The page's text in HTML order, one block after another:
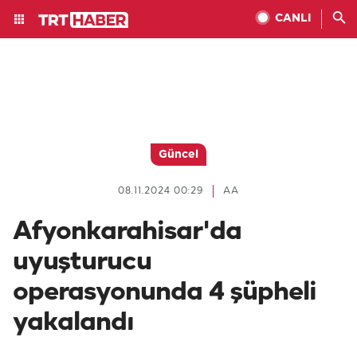
CANLI
Güncel
AA
08.11.2024 00:29
Afyonkarahisar'da
uyuşturucu
operasyonunda 4 şüpheli
yakalandı